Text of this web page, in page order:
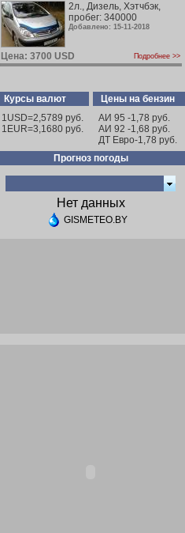
2л., Дизель, Хэтчбэк,
пробег: 340000
Добавлено: 15-11-2018
Цена: 3700 USD Подробнее >>
Курсы валют
1USD=2,5789 руб.
1EUR=3,1680 руб.
Цены на бензин
АИ 95 -1,78 руб.
АИ 92 -1,68 руб.
ДТ Евро-1,78 руб.
Прогноз погоды
Нет данных
GISMETEO.BY